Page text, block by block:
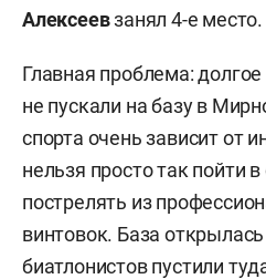
Алексеевзанял 4-е место.
Главная проблема:
не пускали на базу в
спорта очень зависит от
нельзя просто так пойти
пострелять из
винтовок. База
биатлонистов пустили